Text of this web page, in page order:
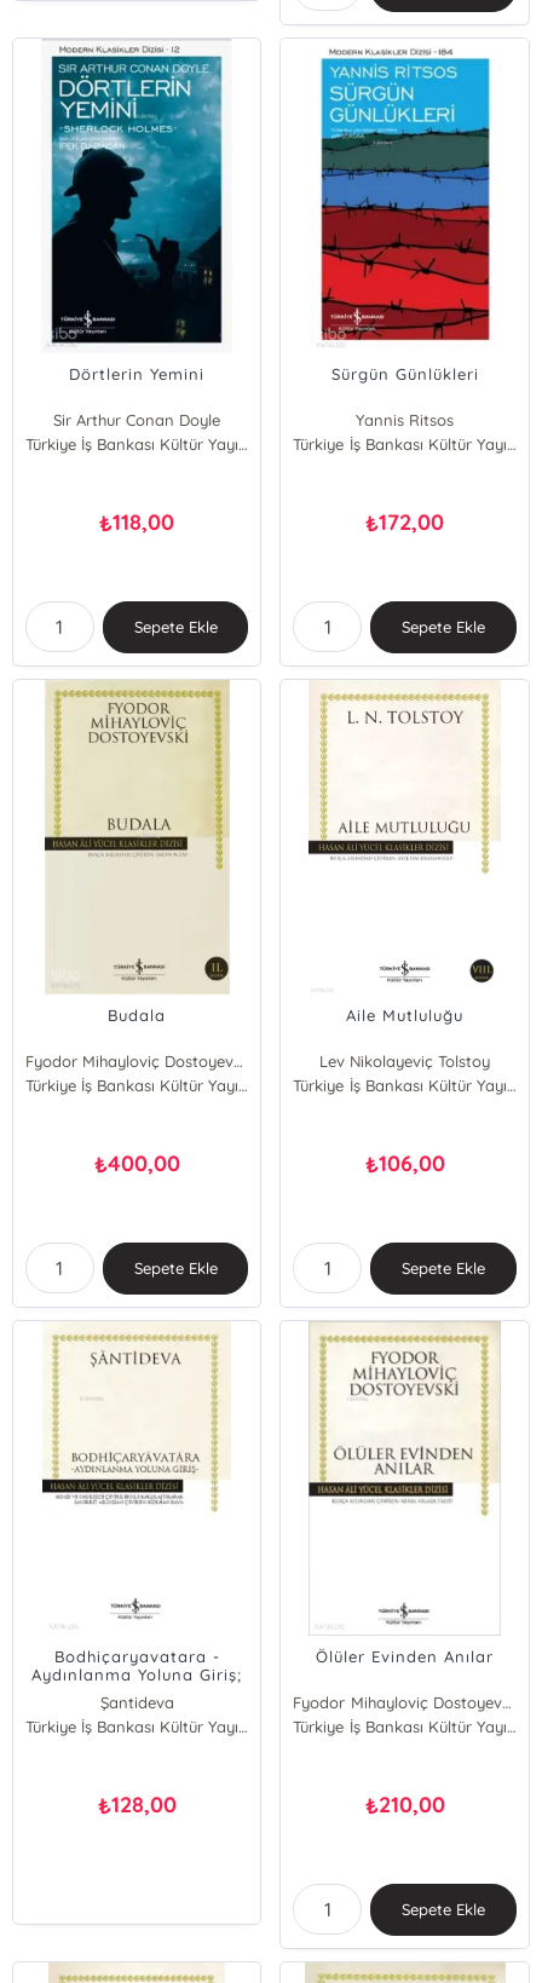
Dörtlerin Yemini
Sir Arthur Conan Doyle
Türkiye İş Bankası Kültür Yayınları
₺118,00
Sepete Ekle
Sürgün Günlükleri
Yannis Ritsos
Türkiye İş Bankası Kültür Yayınları
₺172,00
Sepete Ekle
Budala
Fyodor Mihayloviç Dostoyevski
Türkiye İş Bankası Kültür Yayınları
₺400,00
Sepete Ekle
Aile Mutluluğu
Lev Nikolayeviç Tolstoy
Türkiye İş Bankası Kültür Yayınları
₺106,00
Sepete Ekle
Bodhiçaryavatara -
Aydınlanma Yoluna Giriş;
Sanskrit
Şantideva
Türkiye İş Bankası Kültür Yayınları
₺128,00
Ölüler Evinden Anılar
Fyodor Mihayloviç Dostoyevski
Türkiye İş Bankası Kültür Yayınları
₺210,00
Sepete Ekle